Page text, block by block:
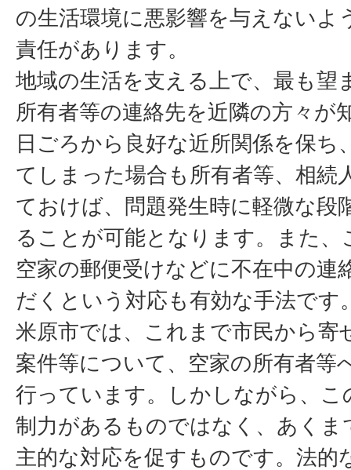
の生活環境に悪影響を与えないよ
責任があります。
地域の生活を支える上で、最も望
所有者等の連絡先を近隣の方々が
日ごろから良好な近所関係を保ち
てしまった場合も所有者等、相続
ておけば、問題発生時に軽微な段
ることが可能となります。また
空家の郵便受けなどに不在中の連
だくという対応も有効な手法です
米原市では、これまで市民から寄
案件等について、空家の所有者等
行っています。しかしながら、こ
制力があるものではなく、あくま
主的な対応を促すものです。法的